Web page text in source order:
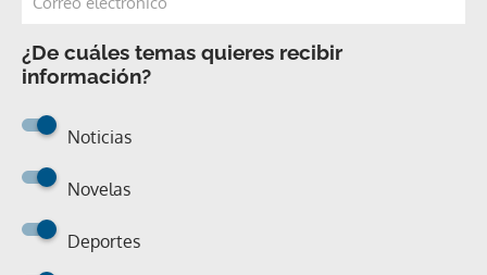
¿De cuáles temas quieres recibir
información?
Noticias
Novelas
Deportes